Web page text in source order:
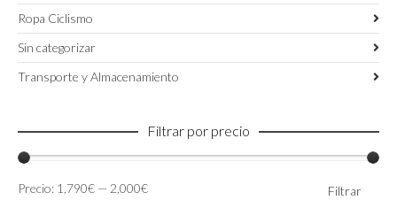
Ropa Ciclismo
Sin categorizar
Transporte y Almacenamiento
Filtrar por precio
Precio
Precio
Filtrar
Precio: 1,790€ — 2,000€